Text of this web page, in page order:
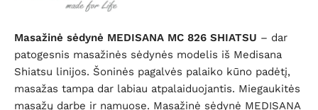
Masažinė sėdynė MEDISANA MC 826 SHIATSU – dar
patogesnis masažinės sėdynės modelis iš Medisana
Shiatsu linijos. Šoninės pagalvės palaiko kūno padėtį,
masažas tampa dar labiau atpalaiduojantis. Miegaukitės
masažų darbe ir namuose. Masažinė sėdynė MEDISANA